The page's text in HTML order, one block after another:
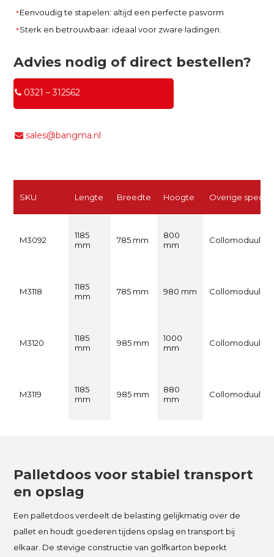
Eenvoudig te stapelen: altijd een perfecte pasvorm
Sterk en betrouwbaar: ideaal voor zware ladingen.
Advies nodig of direct bestellen?
0321 – 312562
sales@bangma.nl
SKU Lengte Breedte Hoogte Overige specs
M3092
1185
mm
785 mm
800
mm
Collomoduul
M3118
1185
mm
785 mm 980 mm Collomoduul
M3120
1185
mm
985 mm
1000
mm
Collomoduul
M3119
1185
mm
985 mm
880
mm
Collomoduul
Palletdoos voor stabiel transport
en opslag
Een palletdoos verdeelt de belasting gelijkmatig over de
pallet en houdt goederen tijdens opslag en transport bij
elkaar. De stevige constructie van golfkarton beperkt